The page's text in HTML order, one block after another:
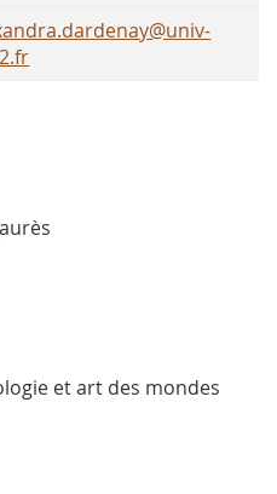
et art des mondes